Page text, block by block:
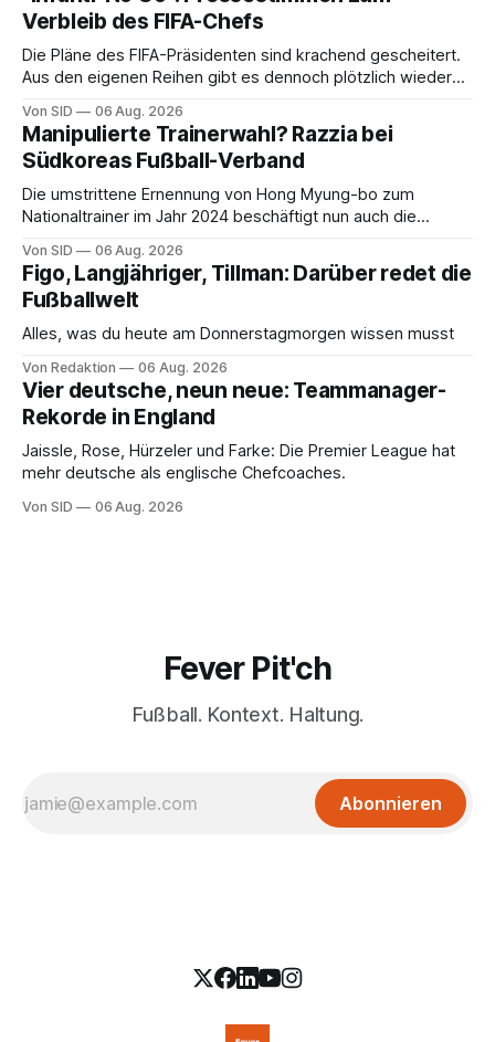
Verbleib des FIFA-Chefs
Die Pläne des FIFA-Präsidenten sind krachend gescheitert.
Aus den eigenen Reihen gibt es dennoch plötzlich wieder
Von SID 06 Aug. 2026
Manipulierte Trainerwahl? Razzia bei
Südkoreas Fußball-Verband
Die umstrittene Ernennung von Hong Myung-bo zum
Nationaltrainer im Jahr 2024 beschäftigt nun auch die
Von SID 06 Aug. 2026
Figo, Langjähriger, Tillman: Darüber redet die
Fußballwelt
Alles, was du heute am Donnerstagmorgen wissen musst
Von Redaktion 06 Aug. 2026
Vier deutsche, neun neue: Teammanager-
Rekorde in England
Jaissle, Rose, Hürzeler und Farke: Die Premier League hat
mehr deutsche als englische Chefcoaches.
Von SID 06 Aug. 2026
Fever Pit'ch
Fußball. Kontext. Haltung.
Abonnieren